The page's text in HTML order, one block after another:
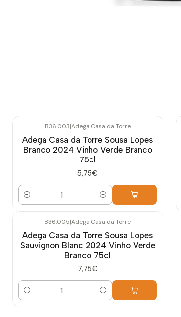
B36.003|Adega Casa da Torre
Adega Casa da Torre Sousa Lopes
Branco 2024 Vinho Verde Branco
75cl
5,75€
Quantidade
B36.005|Adega Casa da Torre
Adega Casa da Torre Sousa Lopes
Sauvignon Blanc 2024 Vinho Verde
Branco 75cl
7,75€
Quantidade